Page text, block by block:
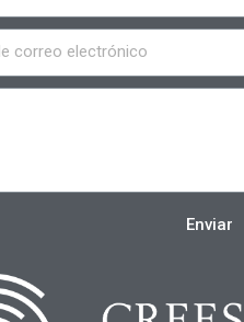
Enviar